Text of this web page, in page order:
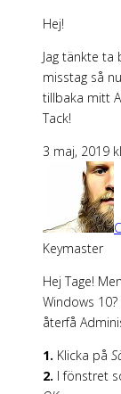
Hej!
Jag tänkte
misstag så
tillbaka mitt
Tack!
3 maj, 2019
Keymaster
Hej Tage!
Windows
återfå
1. Klicka på
2. I fönstret